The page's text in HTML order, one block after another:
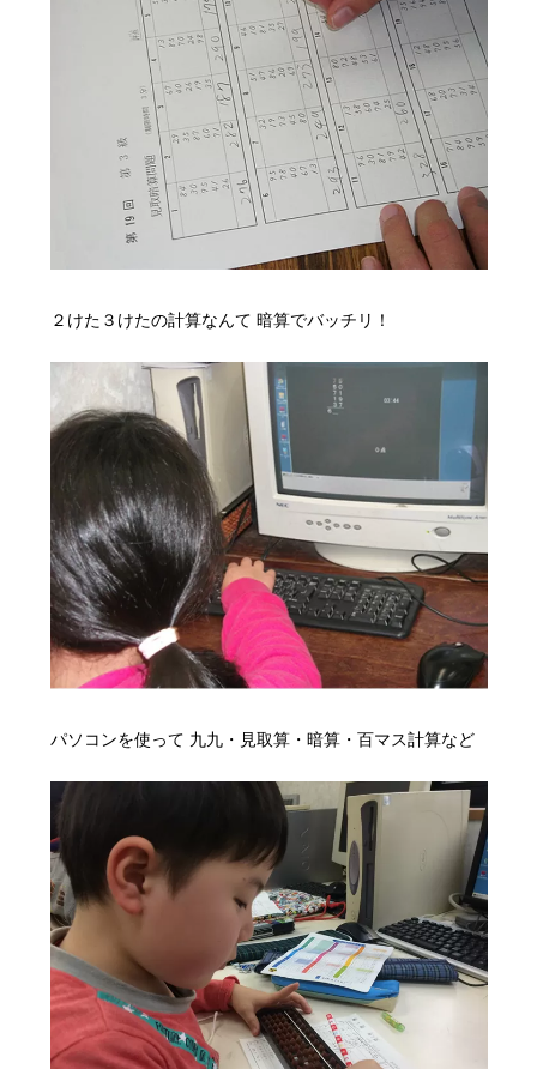
２けた３けたの計算なんて 暗算でバッチリ！
パソコンを使って 九九・見取算・暗算・百マス計算など